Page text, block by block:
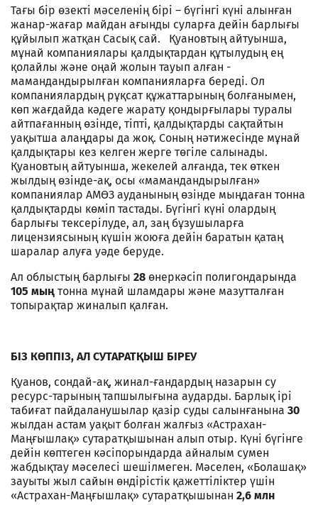
Тағы бір өзекті мәселенің бірі – бүгінгі күні алынған
жанар-жағар майдан ағынды суларға дейін барлығы
құйылып жатқан Сасық сай. Қуановтың айтуынша,
мұнай компаниялары қалдықтардан құтылудың ең
қолайлы және оңай жолын тауып алған -
мамандандырылған компанияларға береді. Ол
компаниялардың рұқсат құжаттарының болғанымен,
көп жағдайда кәдеге жарату қондырғылары туралы
айтпағанның өзінде, тіпті, қалдықтарды сақтайтын
уақытша алаңдары да жоқ. Соның нәтижесінде мұнай
қалдықтары кез келген жерге төгіле салынады.
Қуановтың айтуынша, жекелей алғанда, тек өткен
жылдың өзінде-ақ, осы «мамандандырылған»
компаниялар АМӨЗ ауданының өзінде мыңдаған тонна
қалдықтарды көміп тастады. Бүгінгі күні олардың
барлығы тексерілуде, ал, заң бұзушыларға
лицензиясының күшін жоюға дейін баратын қатаң
шаралар алуға уәде беруде.
Ал облыстың барлығы 28 өнеркәсіп полигондарында
105 мың тонна мұнай шламдары және мазутталған
топырақтар жиналып қалған.
БІЗ КӨППІЗ, АЛ СУТАРАТҚЫШ БІРЕУ
Қуанов, сондай-ақ, жинал-ғандардың назарын су
ресурс-тарының тапшылығына аударды. Барлық ірі
табиғат пайдаланушылар қазір суды салынғанына 30
жылдан астам уақыт болған жалғыз «Астрахан-
Маңғышлақ» сутаратқышынан алып отыр. Күні бүгінге
дейін көптеген кәсіпорындарда айналым сумен
жабдықтау мәселесі шешілмеген. Мәселен, «Болашақ»
зауыты жыл сайын өндірістік қажеттіліктер үшін
«Астрахан-Маңғышлақ» сутаратқышынан 2,6 млн